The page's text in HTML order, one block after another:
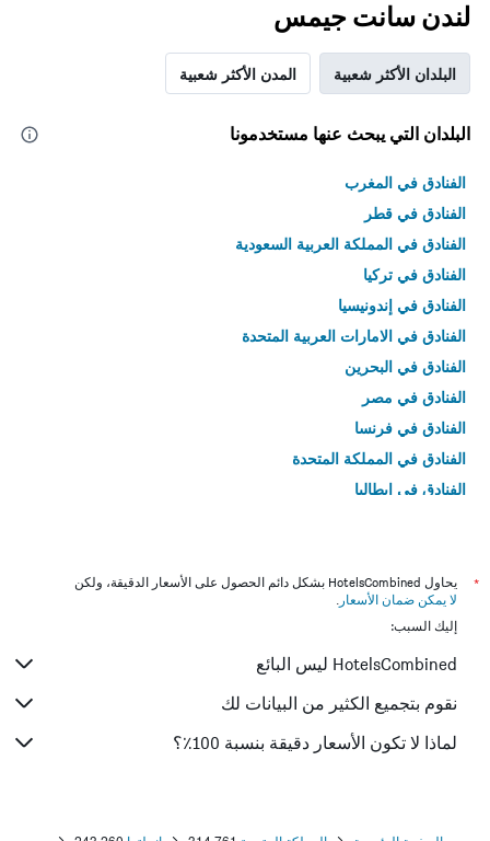
لندن سانت جيمس
البلدان الأكثر شعبية المدن الأكثر شعبية
البلدان التي يبحث عنها مستخدمونا
الفنادق في المغرب
الفنادق في قطر
الفنادق في المملكة العربية السعودية
الفنادق في تركيا
الفنادق في إندونيسيا
الفنادق في الامارات العربية المتحدة
الفنادق في البحرين
الفنادق في مصر
الفنادق في فرنسا
الفنادق في المملكة المتحدة
الفنادق في إيطاليا
*
يحاول HotelsCombined بشكل دائم الحصول على الأسعار الدقيقة، ولكن
لا يمكن ضمان الأسعار .
إليك السبب:
HotelsCombined ليس البائع
نقوم بتجميع الكثير من البيانات لك
لماذا لا تكون الأسعار دقيقة بنسبة 100٪؟